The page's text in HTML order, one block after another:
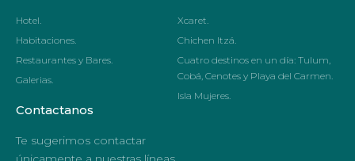
Hotel.
Habitaciones.
Restaurantes y Bares.
Galerias.
Xcaret.
Chichen Itzá.
Cuatro destinos en un día: Tulum,
Cobá, Cenotes y Playa del Carmen.
Isla Mujeres.
Contactanos
Te sugerimos contactar